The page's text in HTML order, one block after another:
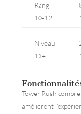
Rang
10-12
Niveau
13+
Tower Rush
améliorent